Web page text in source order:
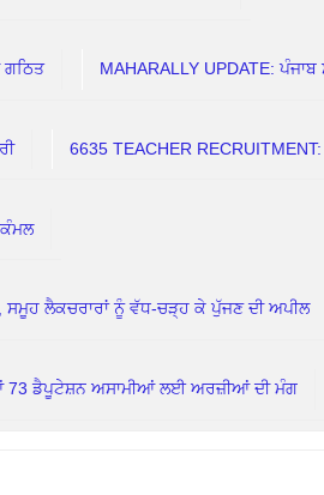
ਗਠਿਤ MAHARALLY UPDATE:
6635 TEACHER
ਲੈਕਚਰਾਰਾਂ ਨੂੰ ਵੱਧ-ਚੜ੍ਹ ਕੇ ਪੁੱਜਣ ਦੀ ਅਪੀਲ
73 ਡੈਪੂਟੇਸ਼ਨ ਅਸਾਮੀਆਂ ਲਈ ਅਰਜ਼ੀਆਂ ਦੀ ਮੰਗ